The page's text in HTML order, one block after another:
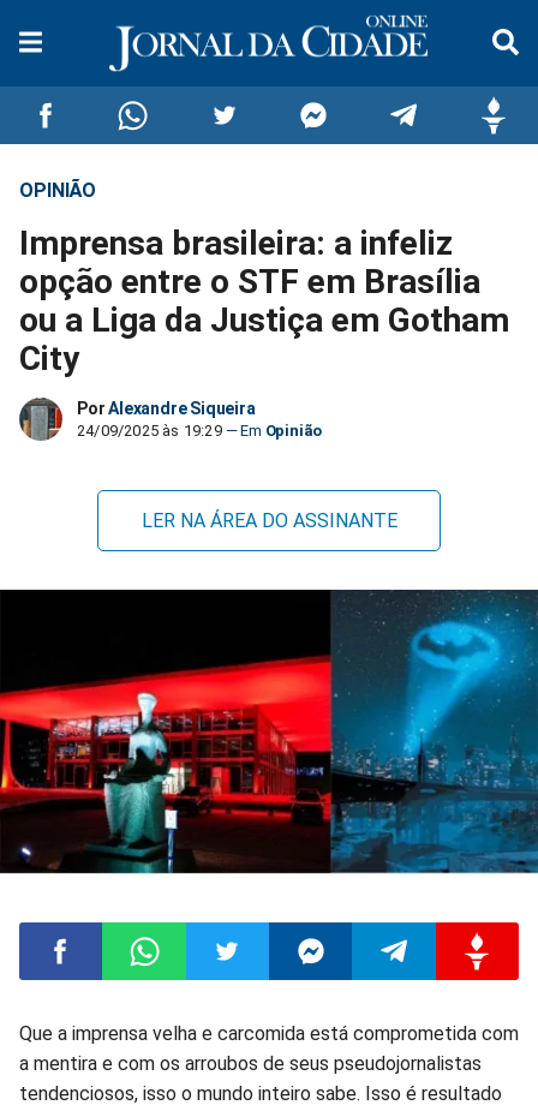
Compartilhar
no
Facebook
Compartilhar
no
Whatsapp
no
Twitter
no
Messenger
no
TelegramGettr
OPINIÃO
Imprensa brasileira: a infeliz
opção entre o STF em Brasília
ou a Liga da Justiça em Gotham
City
Por Alexandre Siqueira
24/09/2025 às 19:29 Opinião
LER NA ÁREA DO ASSINANTE
Compartilhar
no
Compartilhar
no
Compartilhar
no
Compartilhar
no
Compartilhar
no
no
Que a imprensa velha e carcomida está comprometida com
a mentira e com os arroubos de seus pseudojornalistas
tendenciosos, isso o mundo inteiro sabe. Isso é resultado